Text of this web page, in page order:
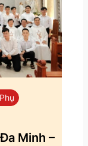
Minh –